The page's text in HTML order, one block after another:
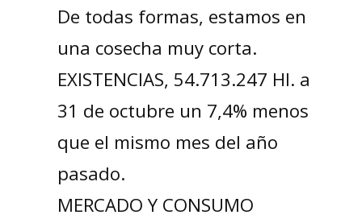
De todas formas, estamos en
una cosecha muy corta.
EXISTENCIAS, 54.713.247 Hl. a
31 de octubre un 7,4% menos
que el mismo mes del año
pasado.
MERCADO Y CONSUMO